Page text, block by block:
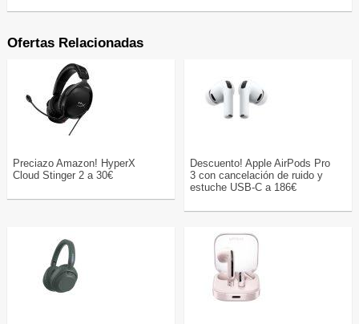
Ofertas Relacionadas
Preciazo Amazon! HyperX
Cloud Stinger 2 a 30€
Descuento! Apple AirPods Pro
3 con cancelación de ruido y
estuche USB-C a 186€